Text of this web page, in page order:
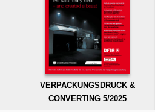
VERPACKUNGSDRUCK &
CONVERTING 5/2025